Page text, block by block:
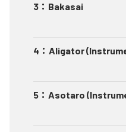
3 ： Bakasai
4 ： Aligator
5 ： Asotaro